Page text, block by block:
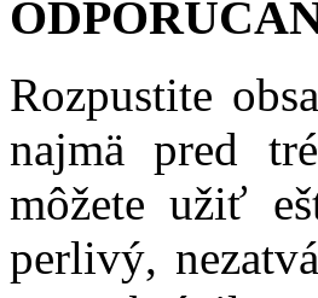
Rozpustite
najmä pred
môžete užiť
perlivý,